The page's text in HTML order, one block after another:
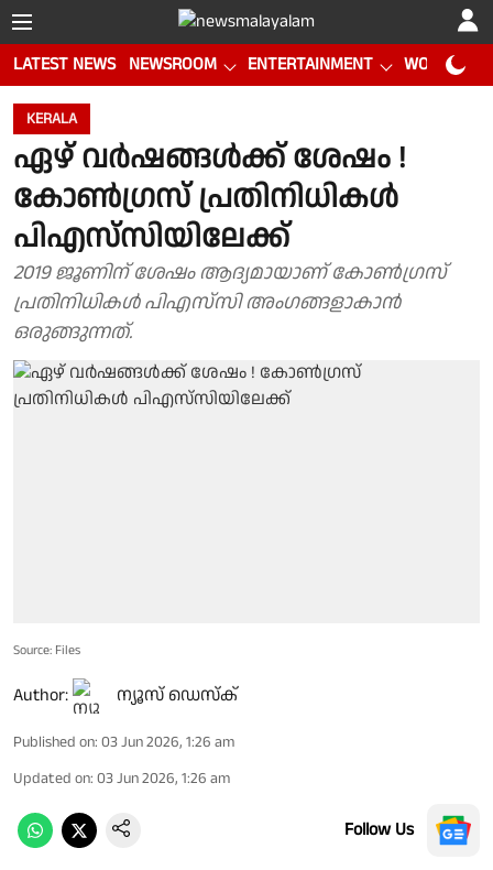
LATEST NEWS NEWSROOM ENTERTAINMENT WORLD CUP
KERALA
ഏഴ് വര്‍ഷങ്ങൾക്ക് ശേഷം !
കോൺഗ്രസ് പ്രതിനിധികൾ
പിഎസ്‌സിയിലേക്ക്
2019 ജൂണിന് ശേഷം ആദ്യമായാണ് കോൺഗ്രസ്
പ്രതിനിധികൾ പിഎസ്‌സി അംഗങ്ങളാകാൻ
ഒരുങ്ങുന്നത്.
Source: Files
Author: ന്യൂസ് ഡെസ്ക്
Published on: 03 Jun 2026, 1:26 am
Updated on: 03 Jun 2026, 1:26 am
Follow Us